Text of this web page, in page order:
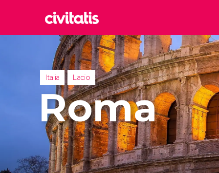
Italia
Reino
Reino
Turquía
Italia Lacio
Roma